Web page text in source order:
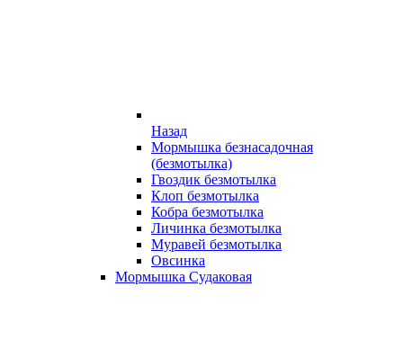
Назад
Мормышка безнасадочная
(безмотылка)
Гвоздик безмотылка
Клоп безмотылка
Кобра безмотылка
Личинка безмотылка
Муравей безмотылка
Овсинка
Мормышка Судаковая